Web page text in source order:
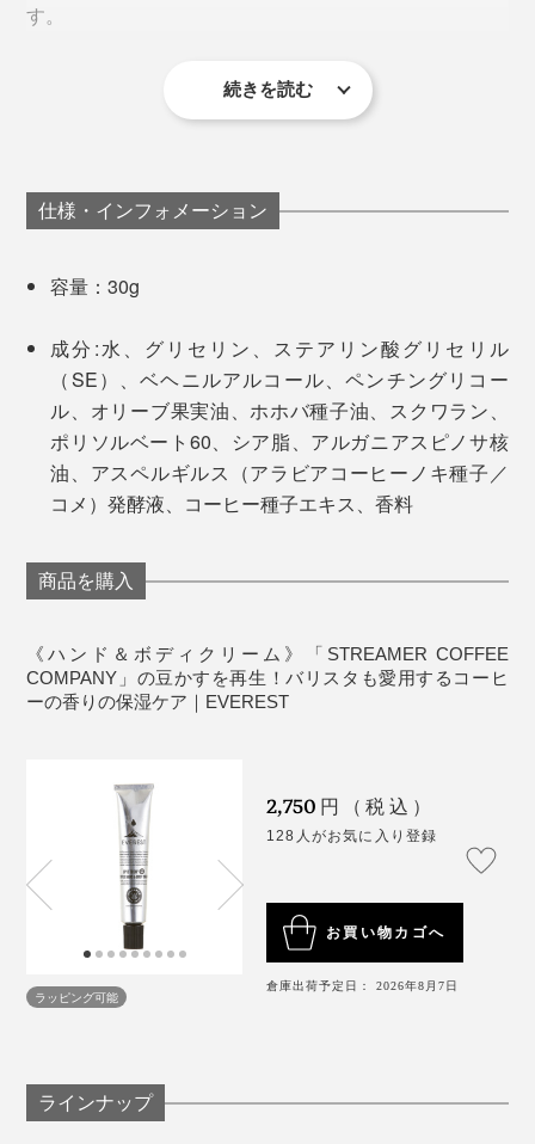
コーヒーの豆かすに米麹を混ぜて発酵させることで、
100％液状に。飲むことも、お菓子の原料として食べる
こともできるコーヒー発酵液に生まれ変わるのです。
さらに、ザラザラとした微粉が残らないよう、なめらか
なテクスチャーへと改良を重ね、肌なじみのよさを追
日本初となる、コーヒー豆かすからアップサイクルした
もちろんその原料には、「STREAMER COFFEE
COMPANY SHIBUYA」の店舗で捨てられるはずだった
ライトな質感で、ハンドケアはもちろん全身の保湿にも
パッケージは、リサイクル資源としても注目されている
アルミチューブを採用。
酸化防止効果もあり、空気や水分の逆戻りもないので最
後まで衛生的に使えます。
す。
特にハンドクリームは、ふんわりとうるおってベタつか
無類のコーヒー好きという『EVEREST』代表の橋本達
クリームを手に馴染ませて、香りを嗅ぐだけで満たされ
ているんだとか。
続きを読む
仕様・インフォメーション
容量：30g
成分:水、グリセリン、ステアリン酸グリセリル
（SE）、ベヘニルアルコール、ペンチングリコー
ル、オリーブ果実油、ホホバ種子油、スクワラン、
ポリソルベート60、シア脂、アルガニアスピノサ核
油、アスペルギルス（アラビアコーヒーノキ種子／
コメ）発酵液、コーヒー種子エキス、香料
商品を購入
《ハンド＆ボディクリーム》「STREAMER COFFEE
COMPANY」の豆かすを再生！バリスタも愛用するコーヒ
ーの香りの保湿ケア｜EVEREST
ラッピング可能
2,750 円（税込）
128人がお気に入り登録
お買い物カゴへ
倉庫出荷予定日： 2026年8月7日
ラインナップ